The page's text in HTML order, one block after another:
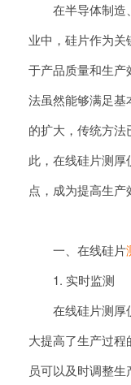
在半导体制造
业中，硅片作为
于产品质量和生
法虽然能够满足基
的扩大，传统方
此，在线硅片测
点，成为提高生产
一、在线硅片
1. 实时监测
在线硅片测厚
大提高了生产过
员可以及时调整生